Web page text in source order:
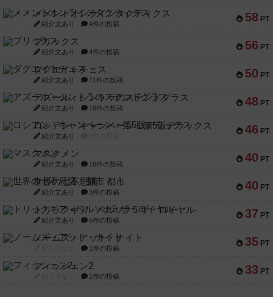
58 PT
メメントオンラインタクティクス
紹介文あり 4件の投稿
56 PT
ブリックス
紹介文あり 4件の投稿
50 PT
ダグエイトチェス
紹介文あり 11件の投稿
48 PT
アズール：シントラのステンドグラス
紹介文あり 18件の投稿
46 PT
ロシアン・キャンペーン：第5版デラックス
紹介文あり
40 PT
マスクメン
紹介文あり 16件の投稿
40 PT
世界の七不思議：都市
紹介文あり 3件の投稿
37 PT
トリックギア - ペルソナ5 ザ・ロイヤル-
紹介文あり 6件の投稿
35 PT
ノームズ・アット・ナイト
1件の投稿
33 PT
フィッシェン2
1件の投稿